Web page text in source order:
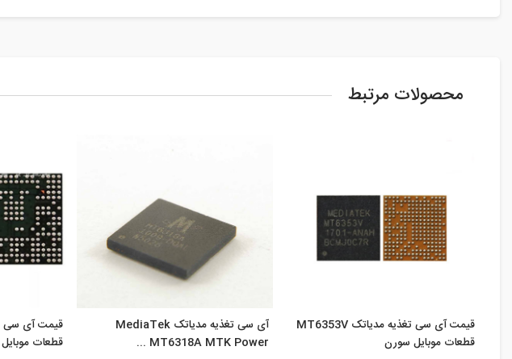
محصولات مرتبط
قیمت آی سی تغذیه مدیاتک MT6353V
قطعات موبایل سورن
آی سی تغذیه مدیاتک MediaTek
MT6318A MTK Power ...
قطعات